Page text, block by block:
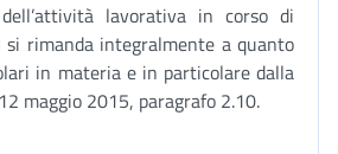
lavorativa in corso di
si rimanda integralmente a quanto
in materia e in particolare dalla
maggio 2015, paragrafo 2.10.